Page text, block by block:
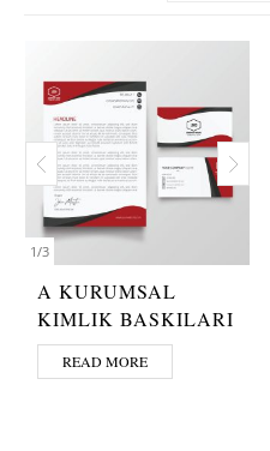
1/3
A KURUMSAL
KIMLIK BASKILARI
READ MORE